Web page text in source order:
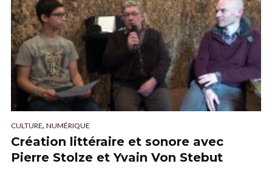
CULTURE, NUMÉRIQUE
Création littéraire et sonore avec
Pierre Stolze et Yvain Von Stebut